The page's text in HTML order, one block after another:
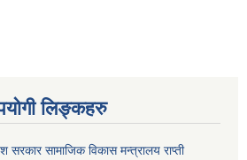
लिङ्कहरु
सरकार सामाजिक विकास मन्‍‍त्रालय राप्ती